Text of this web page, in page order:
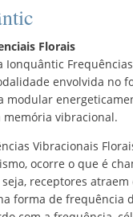
Florais
Ionquântic
envolvida no
modular
vibracional.
Vibracionais
ocorre o que é
receptores atraem
forma de frequência